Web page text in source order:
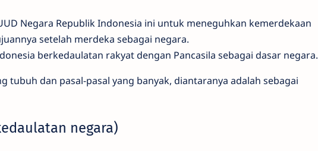
Negara Republik Indonesia ini untuk meneguhkan kemerdekaan
setelah merdeka sebagai negara.
berkedaulatan rakyat dengan Pancasila sebagai dasar negara.
tubuh dan pasal-pasal yang banyak, diantaranya adalah sebagai
negara)